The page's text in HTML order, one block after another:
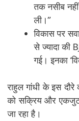
तक नसीब
ली।”
विकास पर
से ज्यादा की
गई। इनका
राहुल गांधी के इस
को सक्रिय और
जा रहा है।